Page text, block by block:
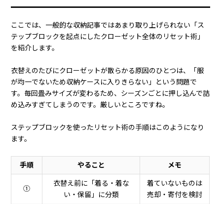
ここでは、一般的な収納記事ではあまり取り上げられない「ス
テップブロックを起点にしたクローゼット全体のリセット術」
を紹介します。
衣替えのたびにクローゼットが散らかる原因のひとつは、「服
が均一でないため収納ケースに入りきらない」という問題で
す。毎回畳みサイズが変わるため、シーズンごとに押し込んで詰
め込みすぎてしまうのです。厳しいところですね。
ステップブロックを使ったリセット術の手順はこのようになり
ます。
手順 やること メモ
①
衣替え前に「着る・着な
い・保留」に分類
着ていないものは
売却・寄付を検討